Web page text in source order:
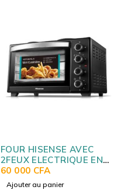
FOUR HISENSE AVEC
2FEUX ELECTRIQUE EN
HAUT 28LITRES NOIR
H28TOBKPL16
60 000 CFA
Ajouter au panier